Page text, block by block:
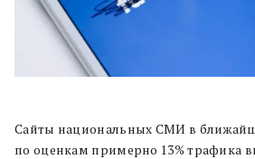
Сайты национальных СМИ в
по оценкам примерно 13% трафика